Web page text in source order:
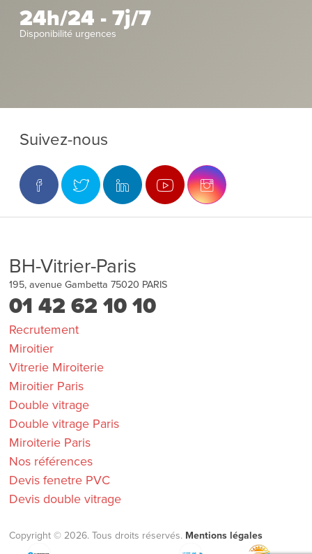
24h/24 - 7j/7
Disponibilité urgences
Suivez-nous
BH-Vitrier-Paris
195, avenue Gambetta 75020 PARIS
01 42 62 10 10
Recrutement
Miroitier
Vitrerie Miroiterie
Miroitier Paris
Double vitrage
Double vitrage Paris
Miroiterie Paris
Nos références
Devis fenetre PVC
Devis double vitrage
Copyright © 2026. Tous droits réservés. Mentions légales